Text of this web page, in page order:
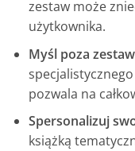
zestaw może
użytkownika.
Myśl poza
pozwala na
Spersonalizuj
książką